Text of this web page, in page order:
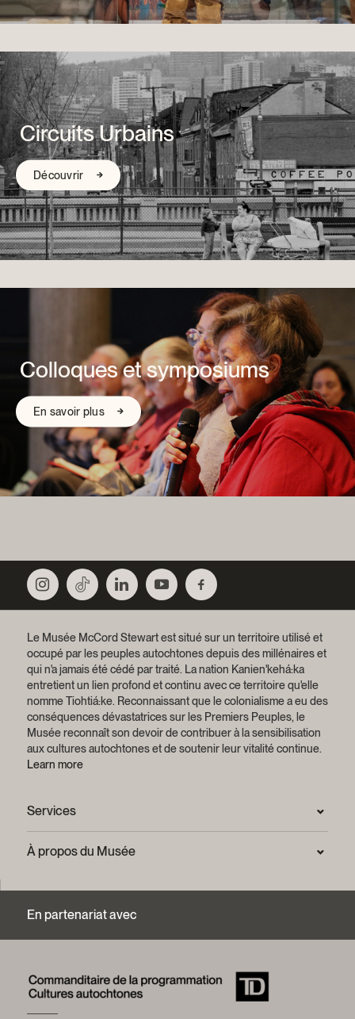
Circuits Urbains
Découvrir
Colloques et symposiums
En savoir plus
Le Musée McCord Stewart est situé sur un territoire utilisé et
occupé par les peuples autochtones depuis des millénaires et
qui n'a jamais été cédé par traité. La nation Kanien'kehá:ka
entretient un lien profond et continu avec ce territoire qu'elle
nomme Tiohtiá:ke. Reconnaissant que le colonialisme a eu des
conséquences dévastatrices sur les Premiers Peuples, le
Musée reconnaît son devoir de contribuer à la sensibilisation
aux cultures autochtones et de soutenir leur vitalité continue.
Learn more
Services
Salle de presse
Nous joindre
Centre d’archives et de documentation
Services photographiques et droits d’auteur (FAQ)
À propos du Musée
Mot de la présidente
En partenariat avec